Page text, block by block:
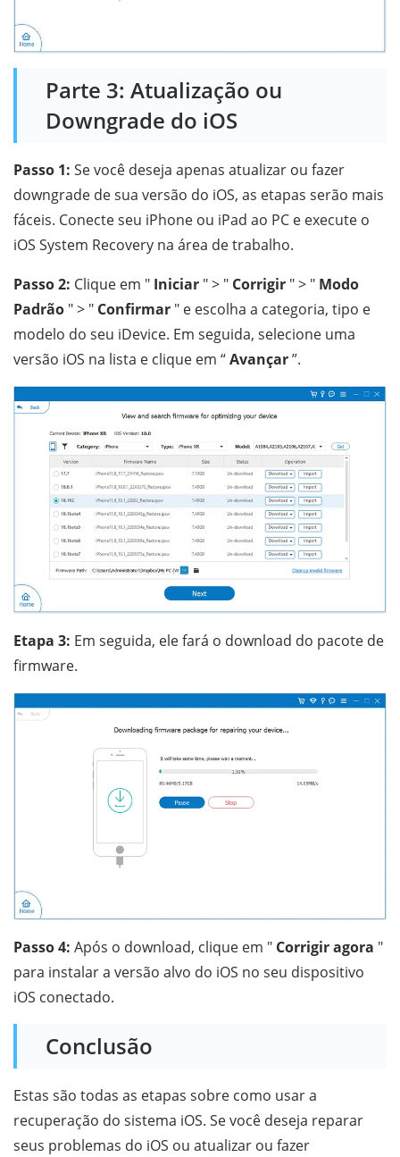
Parte 3: Atualização ou
Downgrade do iOS
Passo 1: Se você deseja apenas atualizar ou fazer
downgrade de sua versão do iOS, as etapas serão mais
fáceis. Conecte seu iPhone ou iPad ao PC e execute o
iOS System Recovery na área de trabalho.
Passo 2: Clique em " Iniciar " > " Corrigir " > " Modo
Padrão " > " Confirmar " e escolha a categoria, tipo e
modelo do seu iDevice. Em seguida, selecione uma
versão iOS na lista e clique em “Avançar”.
Etapa 3: Em seguida, ele fará o download do pacote de
firmware.
Passo 4: Após o download, clique em " Corrigir agora "
para instalar a versão alvo do iOS no seu dispositivo
iOS conectado.
Conclusão
Estas são todas as etapas sobre como usar a
recuperação do sistema iOS. Se você deseja reparar
seus problemas do iOS ou atualizar ou fazer